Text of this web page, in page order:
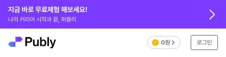
지금 바로 무료체험 해보세요!
나의 커리어 시작과 끝, 퍼블리
0원 로그인